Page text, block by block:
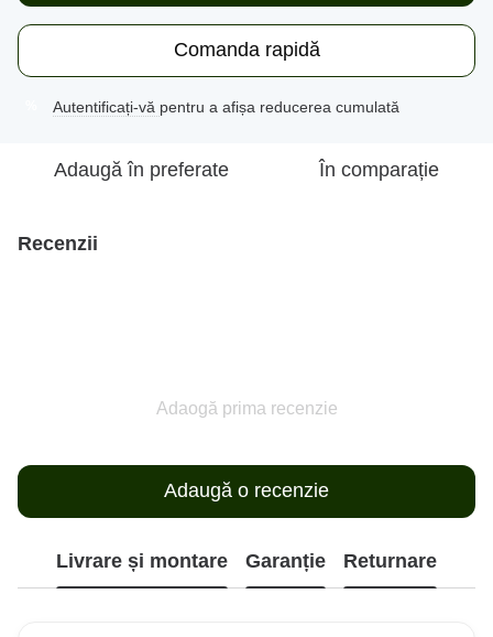
Comanda rapidă
Autentificați-vă pentru a afișa reducerea cumulată
Adaugă în preferate În comparație
Recenzii
Adaogă prima recenzie
Adaugă o recenzie
Livrare și montare Garanție Returnare